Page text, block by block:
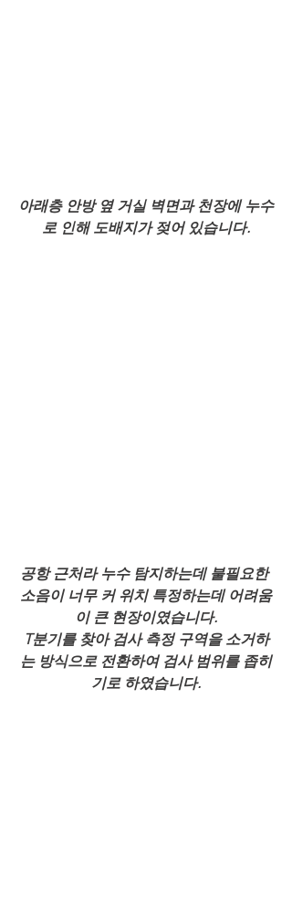
아래층 안방 옆 거실 벽면과 천장에 누수
로 인해 도배지가 젖어 있습니다.
공항 근처라 누수 탐지하는데 불필요한
소음이 너무 커 위치 특정하는데 어려움
이 큰 현장이였습니다.
T분기를 찾아 검사 측정 구역을 소거하
는 방식으로 전환하여 검사 범위를 좁히
기로 하였습니다.